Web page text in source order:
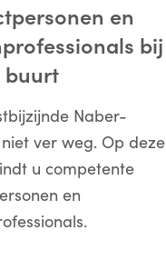
en
bij
buurt
Naber-
ver weg. Op deze
u competente
en